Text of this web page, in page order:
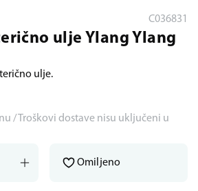
C036831
ulje Ylang Ylang
ulje.
/ Troškovi dostave nisu uključeni u
Omiljeno